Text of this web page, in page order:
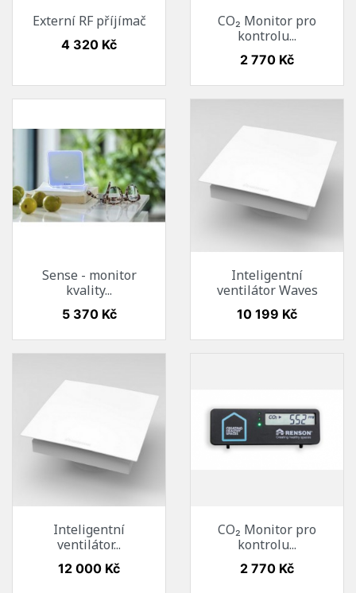
Externí RF příjímač
Cena
4 320 Kč
CO₂ Monitor pro
kontrolu...
Cena
2 770 Kč
Sense - monitor
kvality...
Cena
5 370 Kč
Inteligentní
ventilátor Waves
Cena
10 199 Kč
Inteligentní
ventilátor...
Cena
12 000 Kč
CO₂ Monitor pro
kontrolu...
Cena
2 770 Kč